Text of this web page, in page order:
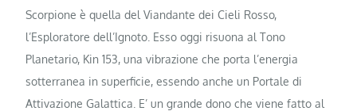
Scorpione è quella del Viandante dei Cieli Rosso,
l’Esploratore dell’Ignoto. Esso oggi risuona al Tono
Planetario, Kin 153, una vibrazione che porta l’energia
sotterranea in superficie, essendo anche un Portale di
Attivazione Galattica. E’ un grande dono che viene fatto al